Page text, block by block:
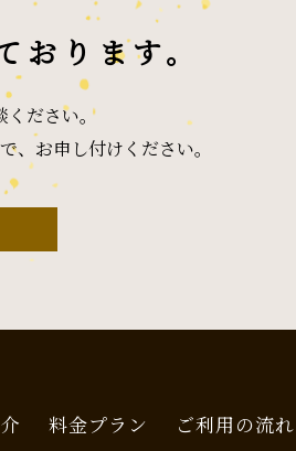
おります。
ください。
、 お申し付けください。
料金プラン ご利用の流れ